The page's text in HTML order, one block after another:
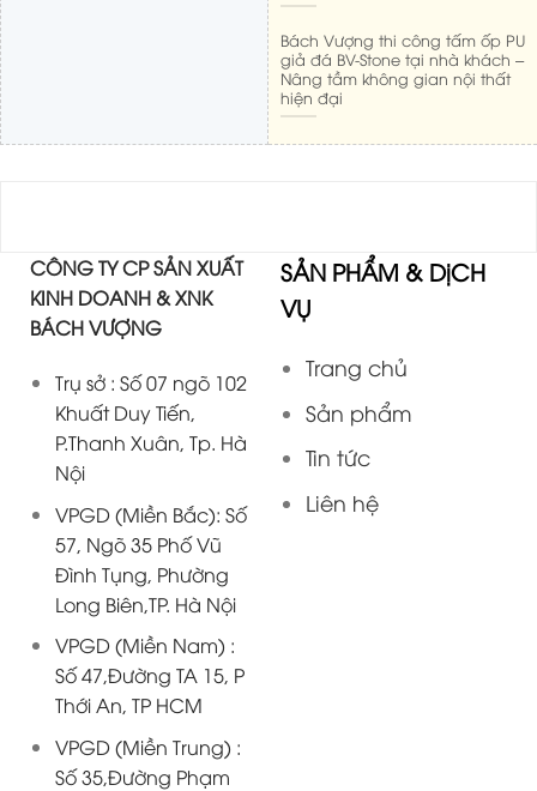
Bách Vượng thi công tấm ốp PU
giả đá BV-Stone tại nhà khách –
Nâng tầm không gian nội thất
hiện đại
CÔNG TY CP SẢN XUẤT
KINH DOANH & XNK
BÁCH VƯỢNG
Trụ sở : Số 07 ngõ 102
Khuất Duy Tiến,
P.Thanh Xuân, Tp. Hà
Nội
VPGD (Miền Bắc): Số
57, Ngõ 35 Phố Vũ
Đình Tụng, Phường
Long Biên,TP. Hà Nội
VPGD (Miền Nam) :
Số 47,Đường TA 15, P
Thới An, TP HCM
VPGD (Miền Trung) :
Số 35,Đường Phạm
SẢN PHẨM & DịCH
VỤ
Trang chủ
Sản phẩm
Tin tức
Liên hệ